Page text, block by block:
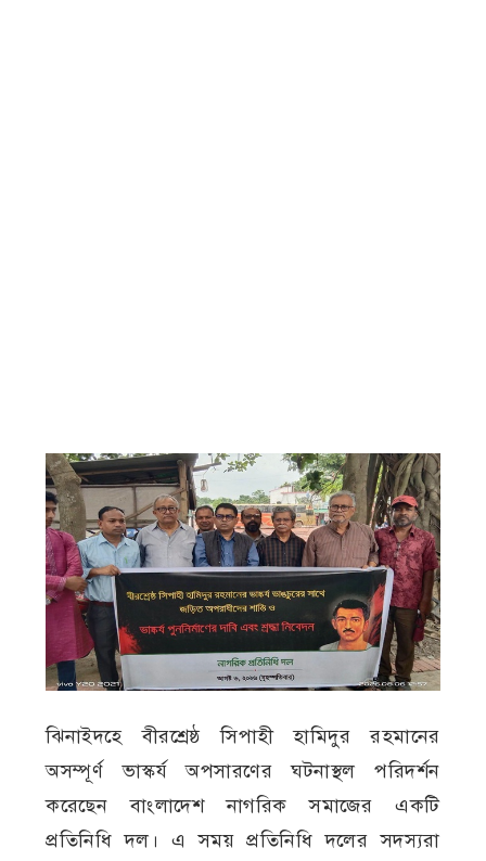
ঝিনাইদহে বীরশ্রেষ্ঠ সিপাহী হামিদুর রহমানের
অসম্পূর্ণ ভাস্কর্য অপসারণের ঘটনাস্থল পরিদর্শন
করেছেন বাংলাদেশ নাগরিক সমাজের একটি
প্রতিনিধি দল। এ সময় প্রতিনিধি দলের সদস্যরা